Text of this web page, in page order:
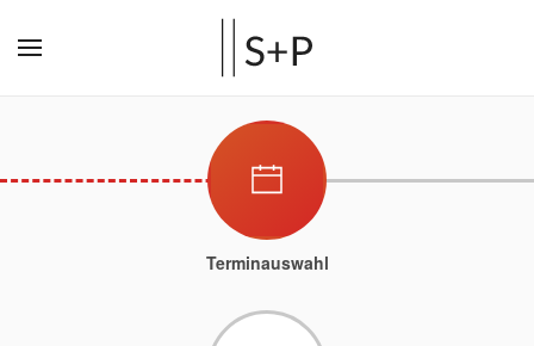
Terminauswahl